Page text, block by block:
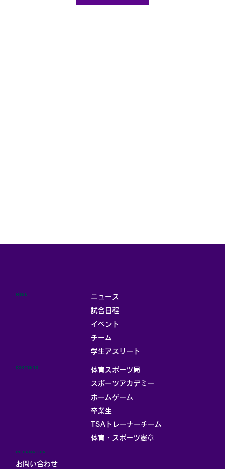
ニュース
試合日程
イベント
チーム
学生アスリート
MENU
体育スポーツ局
スポーツアカデミー
ホームゲーム
卒業生
TSAトレーナーチーム
体育・スポーツ憲章
CONTENTS
INFORMATION
お問い合わせ